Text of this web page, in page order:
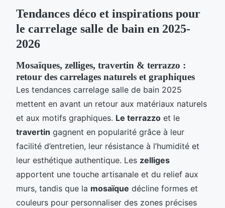
Tendances déco et inspirations pour
le carrelage salle de bain en 2025-
2026
Mosaïques, zelliges, travertin & terrazzo :
retour des carrelages naturels et graphiques
Les tendances carrelage salle de bain 2025
mettent en avant un retour aux matériaux naturels
et aux motifs graphiques. Le terrazzo et le
travertin gagnent en popularité grâce à leur
facilité d’entretien, leur résistance à l’humidité et
leur esthétique authentique. Les zelliges
apportent une touche artisanale et du relief aux
murs, tandis que la mosaïque décline formes et
couleurs pour personnaliser des zones précises